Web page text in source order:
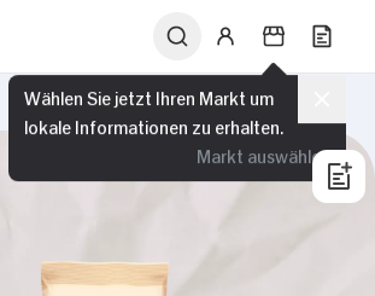
Wählen Sie jetzt Ihren Markt um
lokale Informationen zu erhalten.
Markt auswählen